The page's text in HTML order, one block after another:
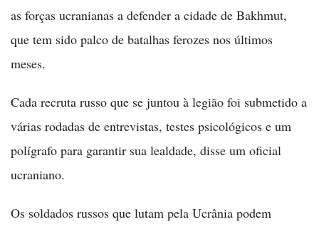
as forças ucranianas a defender a cidade de Bakhmut,
que tem sido palco de batalhas ferozes nos últimos
meses.
Cada recruta russo que se juntou à legião foi submetido a
várias rodadas de entrevistas, testes psicológicos e um
polígrafo para garantir sua lealdade, disse um oficial
ucraniano.
Os soldados russos que lutam pela Ucrânia podem